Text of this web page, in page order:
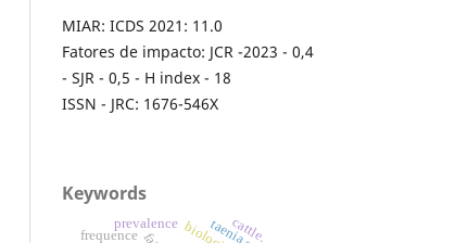
MIAR: ICDS 2021: 11.0
Fatores de impacto: JCR -2023 - 0,4
- SJR - 0,5 - H index - 18
ISSN - JRC: 1676-546X
Keywords
prevalence cattle.
frequence